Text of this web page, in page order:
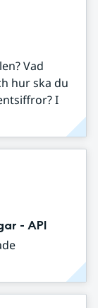
Vad
hur ska du
I
- API